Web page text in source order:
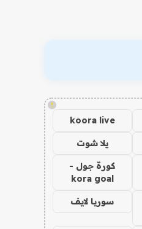
!
koora live
يلا شوت
كورة جول -
kora goal
سوريا لايف